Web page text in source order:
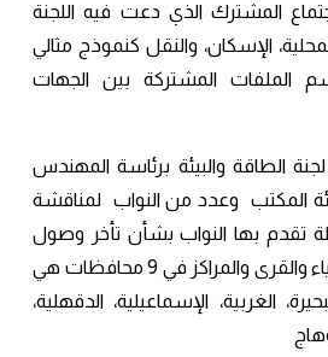
المشترك الذي دعت فيه اللجنة
الإسكان، والنقل كنموذج مثالي
الملفات المشتركة بين الجهات
الطاقة والبيئة برئاسة المهندس
المكتب وعدد من النواب لمناقشة
إحاطة تقدم بها النواب بشأن تأخر وصول
الغاز إلى العديد من الأحياء والقرى والمراكز في 9 محافظات هي
الغربية، الإسماعيلية، الدقهلية،